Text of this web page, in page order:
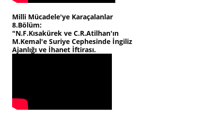
Milli Mücadele'ye Karaçalanlar
8.Bölüm:
"N.F.Kısakürek ve C.R.Atilhan'ın
M.Kemal'e Suriye Cephesinde İngiliz
Ajanlığı ve İhanet İftirası.